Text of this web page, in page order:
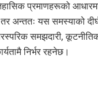
प्रमाणहरूको
अन्ततः यस समस्याको
समझदारी,
निर्भर रहनेछ।